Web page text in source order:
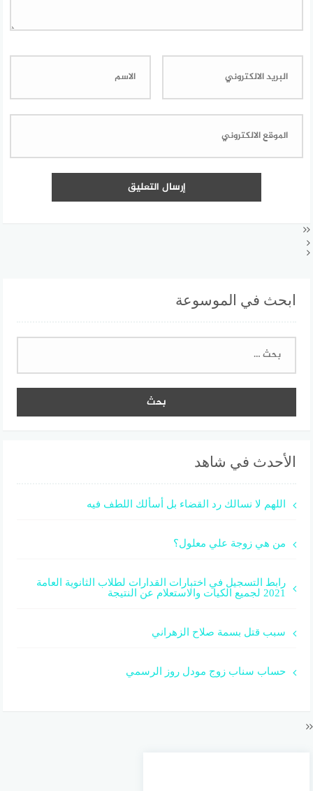
ابحث في الموسوعة
البحث
الأحدث في شاهد
اللهم لا نسالك رد القضاء بل أسألك اللطف فيه
من هي زوجة علي معلول؟
رابط التسجيل في اختبارات القدارات لطلاب الثانوية العامة
2021 لجميع الكيات والاستعلام عن النتيجة
سبب قتل بسمة صلاح الزهراني
حساب سناب زوج مودل روز الرسمي